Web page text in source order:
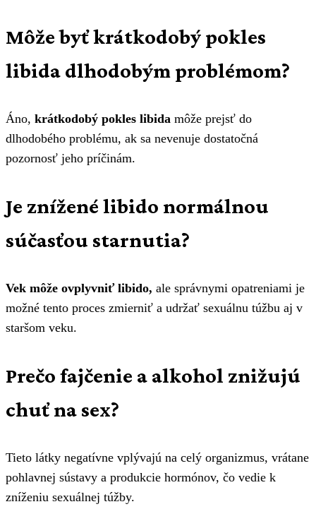
Môže byť krátkodobý pokles
libida dlhodobým problémom?
Áno, krátkodobý pokles libida môže prejsť do
dlhodobého problému, ak sa nevenuje dostatočná
pozornosť jeho príčinám.
Je znížené libido normálnou
súčasťou starnutia?
Vek môže ovplyvniť libido, ale správnymi opatreniami je
možné tento proces zmierniť a udržať sexuálnu túžbu aj v
staršom veku.
Prečo fajčenie a alkohol znižujú
chuť na sex?
Tieto látky negatívne vplývajú na celý organizmus, vrátane
pohlavnej sústavy a produkcie hormónov, čo vedie k
zníženiu sexuálnej túžby.